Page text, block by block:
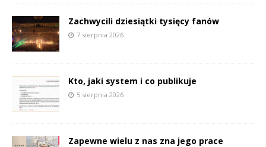
Zachwycili dziesiątki tysięcy fanów
7 sierpnia 2026
Kto, jaki system i co publikuje
5 sierpnia 2026
Zapewne wielu z nas zna jego prace